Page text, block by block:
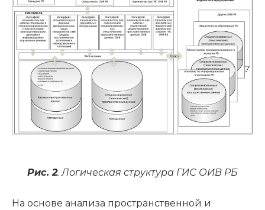
Рис. 2. Логическая структура ГИС ОИВ РБ
На основе анализа пространственной и